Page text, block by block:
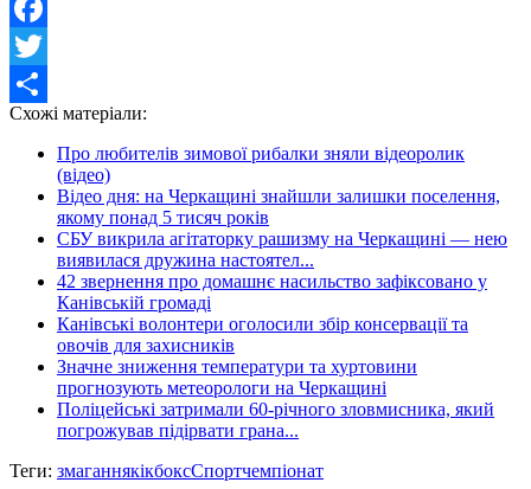
Facebook
Twitter
Share
Схожі матеріали:
Про любителів зимової рибалки зняли відеоролик
(відео)
Відео дня: на Черкащині знайшли залишки поселення,
якому понад 5 тисяч років
СБУ викрила агітаторку рашизму на Черкащині — нею
виявилася дружина настоятел...
42 звернення про домашнє насильство зафіксовано у
Канівській громаді
Канівські волонтери оголосили збір консервації та
овочів для захисників
Значне зниження температури та хуртовини
прогнозують метеорологи на Черкащині
Поліцейські затримали 60-річного зловмисника, який
погрожував підірвати грана...
Теги: змаганнякікбоксСпортчемпіонат